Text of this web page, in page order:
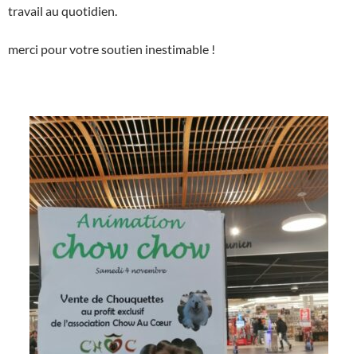
travail au quotidien.
merci pour votre soutien inestimable !